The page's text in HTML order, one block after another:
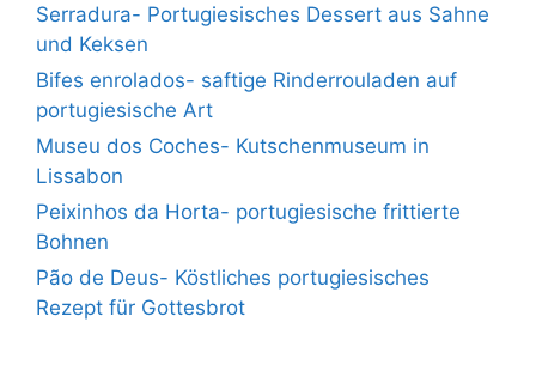
Serradura- Portugiesisches Dessert aus Sahne
und Keksen
Bifes enrolados- saftige Rinderrouladen auf
portugiesische Art
Museu dos Coches- Kutschenmuseum in
Lissabon
Peixinhos da Horta- portugiesische frittierte
Bohnen
Pão de Deus- Köstliches portugiesisches
Rezept für Gottesbrot